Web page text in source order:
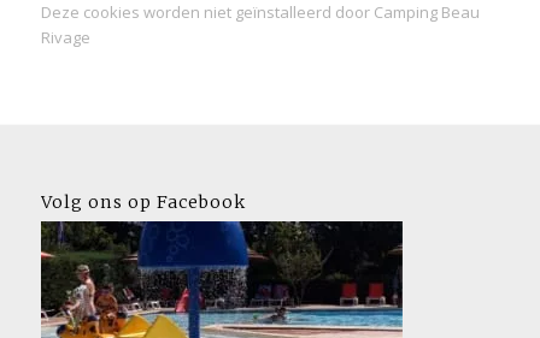
Deze cookies worden niet geïnstalleerd door Camping Beau
Rivage
Volg ons op Facebook